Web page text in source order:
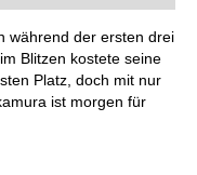
während der ersten drei
Blitzen kostete seine
Platz, doch mit nur
ist morgen für